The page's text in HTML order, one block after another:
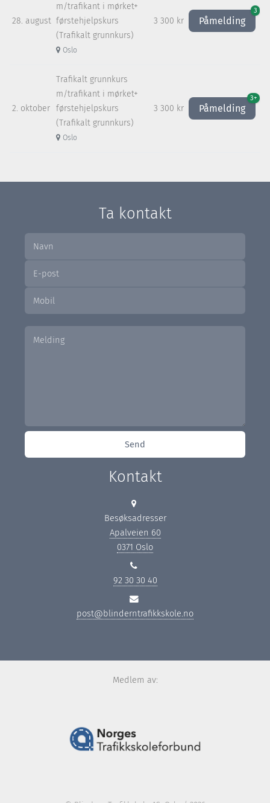
28. august
m/trafikant i mørket+
førstehjelpskurs
(Trafikalt grunnkurs)
Oslo
3 300 kr Påmelding
3
2. oktober
Trafikalt grunnkurs
m/trafikant i mørket+
førstehjelpskurs
(Trafikalt grunnkurs)
Oslo
3 300 kr Påmelding
3+
Ta kontakt
Kontakt
Besøksadresser
Apalveien 60
0371 Oslo
92 30 30 40
post@blinderntrafikkskole.no
Medlem av: